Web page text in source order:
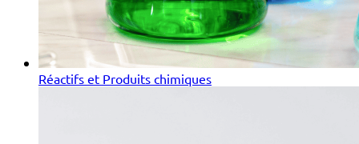
Réactifs et Produits chimiques